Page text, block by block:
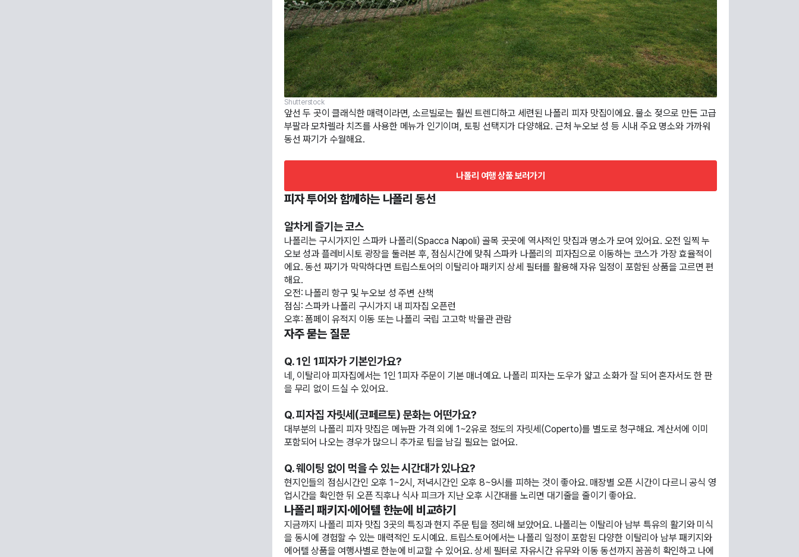
Shutterstock
앞선 두 곳이 클래식한 매력이라면, 소르빌로는 훨씬 트렌디하고 세련된 나폴리 피자 맛집이에요. 물소 젖으로 만든 고급
부팔라 모차렐라 치즈를 사용한 메뉴가 인기이며, 토핑 선택지가 다양해요. 근처 누오보 성 등 시내 주요 명소와 가까워
동선 짜기가 수월해요.
나폴리 여행 상품 보러가기
피자 투어와 함께하는 나폴리 동선
알차게 즐기는 코스
나폴리는 구시가지인 스파카 나폴리(Spacca Napoli) 골목 곳곳에 역사적인 맛집과 명소가 모여 있어요. 오전 일찍 누
오보 성과 플레비시토 광장을 둘러본 후, 점심시간에 맞춰 스파카 나폴리의 피자집으로 이동하는 코스가 가장 효율적이
에요. 동선 짜기가 막막하다면 트립스토어의 이탈리아 패키지 상세 필터를 활용해 자유 일정이 포함된 상품을 고르면 편
해요.
오전: 나폴리 항구 및 누오보 성 주변 산책
점심: 스파카 나폴리 구시가지 내 피자집 오픈런
오후: 폼페이 유적지 이동 또는 나폴리 국립 고고학 박물관 관람
자주 묻는 질문
Q. 1인 1피자가 기본인가요?
네, 이탈리아 피자집에서는 1인 1피자 주문이 기본 매너예요. 나폴리 피자는 도우가 얇고 소화가 잘 되어 혼자서도 한 판
을 무리 없이 드실 수 있어요.
Q. 피자집 자릿세(코페르토) 문화는 어떤가요?
대부분의 나폴리 피자 맛집은 메뉴판 가격 외에 1~2유로 정도의 자릿세(Coperto)를 별도로 청구해요. 계산서에 이미
포함되어 나오는 경우가 많으니 추가로 팁을 남길 필요는 없어요.
Q. 웨이팅 없이 먹을 수 있는 시간대가 있나요?
현지인들의 점심시간인 오후 1~2시, 저녁시간인 오후 8~9시를 피하는 것이 좋아요. 매장별 오픈 시간이 다르니 공식 영
업시간을 확인한 뒤 오픈 직후나 식사 피크가 지난 오후 시간대를 노리면 대기줄을 줄이기 좋아요.
나폴리 패키지·에어텔 한눈에 비교하기
지금까지 나폴리 피자 맛집 3곳의 특징과 현지 주문 팁을 정리해 보았어요. 나폴리는 이탈리아 남부 특유의 활기와 미식
을 동시에 경험할 수 있는 매력적인 도시예요. 트립스토어에서는 나폴리 일정이 포함된 다양한 이탈리아 남부 패키지와
에어텔 상품을 여행사별로 한눈에 비교할 수 있어요. 상세 필터로 자유시간 유무와 이동 동선까지 꼼꼼히 확인하고 나에